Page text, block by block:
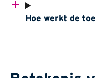
Hoe werkt de